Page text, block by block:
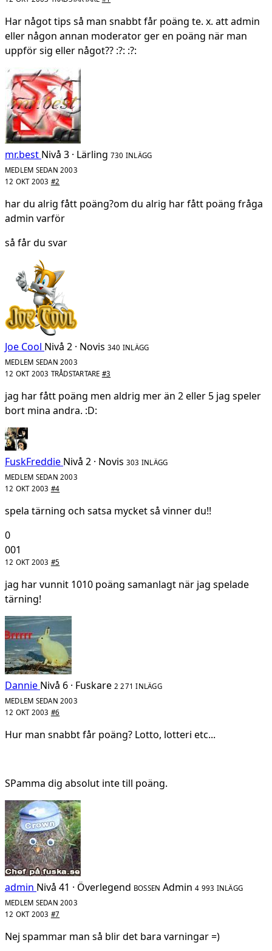
Har något tips så man snabbt får poäng te. x. att admin
eller någon annan moderator ger en poäng när man
uppför sig eller något?? :?: :?:
mr.best Nivå 3 · Lärling 730 INLÄGG
MEDLEM SEDAN 2003
12 OKT 2003 #2
har du alrig fått poäng?om du alrig har fått poäng fråga
admin varför
så får du svar
Joe Cool Nivå 2 · Novis 340 INLÄGG
MEDLEM SEDAN 2003
12 OKT 2003 TRÅDSTARTARE #3
jag har fått poäng men aldrig mer än 2 eller 5 jag speler
bort mina andra. :D:
FuskFreddie Nivå 2 · Novis 303 INLÄGG
MEDLEM SEDAN 2003
12 OKT 2003 #4
spela tärning och satsa mycket så vinner du!!
0
001
12 OKT 2003 #5
jag har vunnit 1010 poäng samanlagt när jag spelade
tärning!
Dannie Nivå 6 · Fuskare 2 271 INLÄGG
MEDLEM SEDAN 2003
12 OKT 2003 #6
Hur man snabbt får poäng? Lotto, lotteri etc...
SPamma dig absolut inte till poäng.
admin Nivå 41 · Överlegend BOSSEN Admin 4 993 INLÄGG
MEDLEM SEDAN 2003
12 OKT 2003 #7
Nej spammar man så blir det bara varningar =)